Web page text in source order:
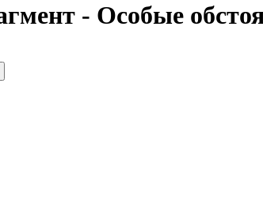
- Особые